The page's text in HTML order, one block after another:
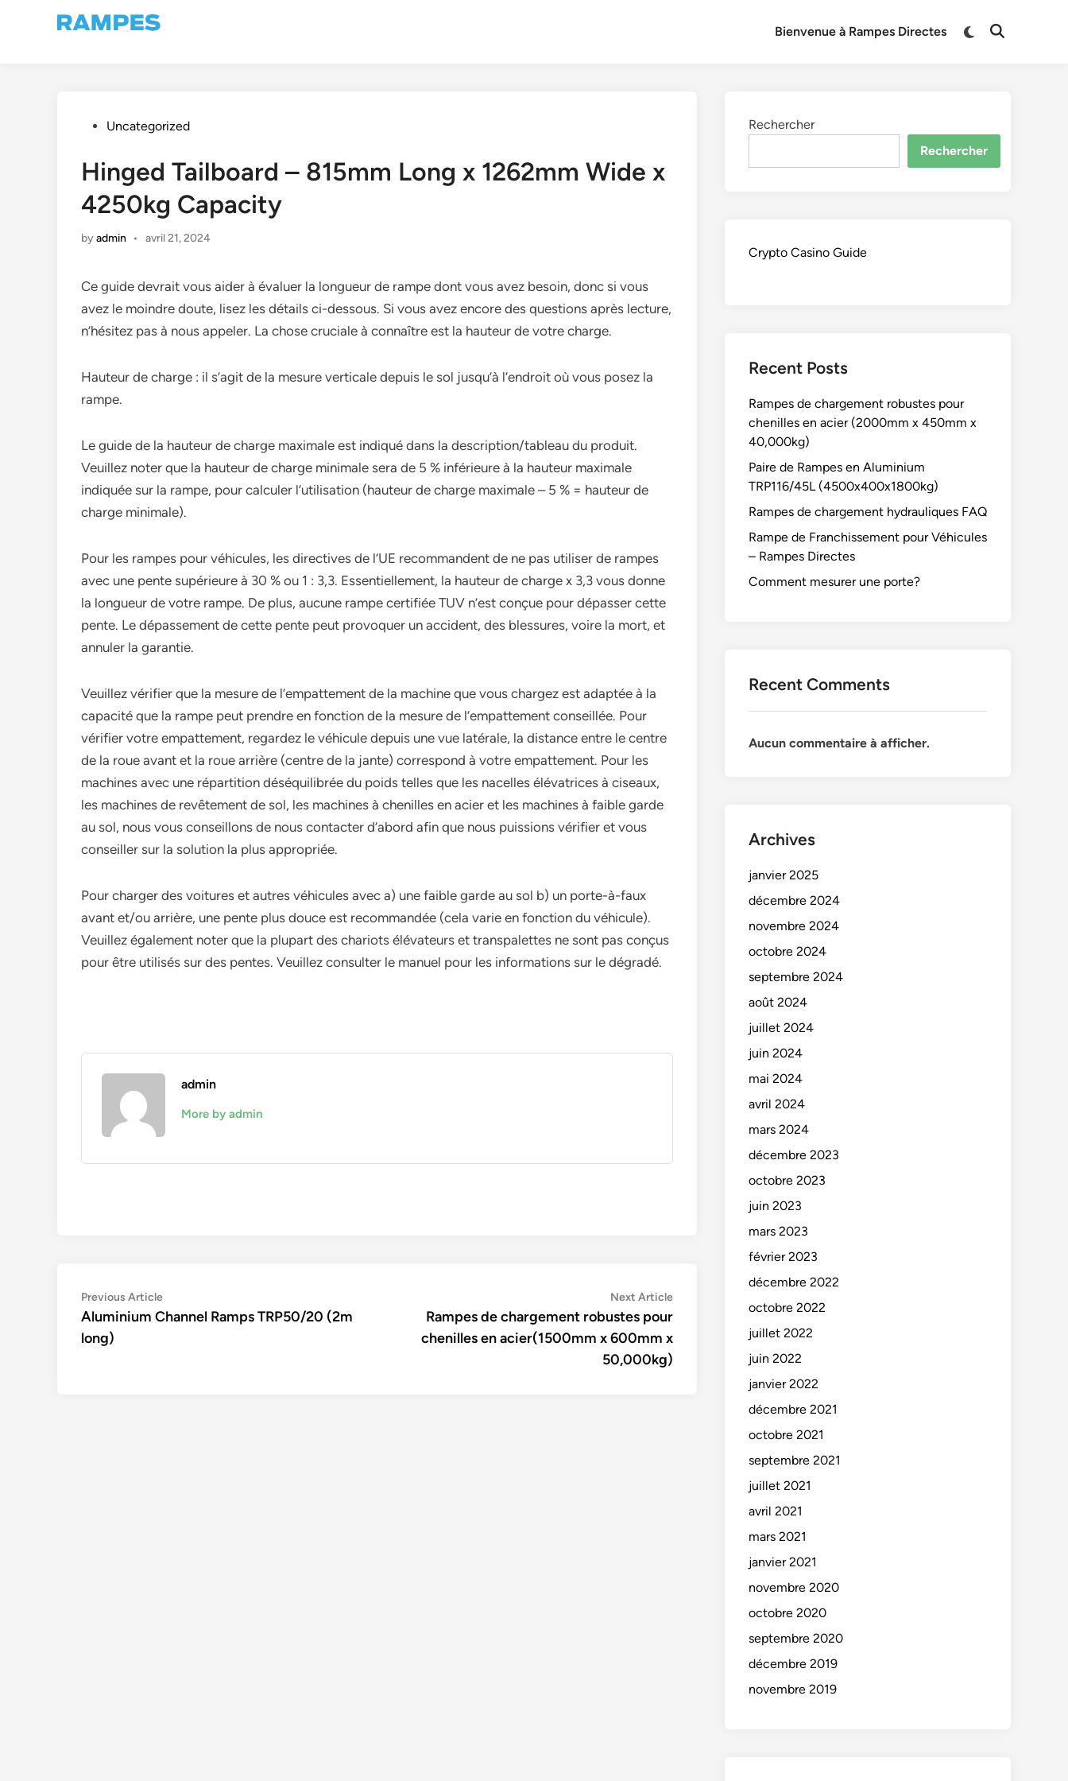
Bienvenue à Rampes Directes
Switch
Open
PostedUncategorized
Hinged Tailboard – 815mm Long x 1262mm Wide x
4250kg Capacity
byadmin • avril 21, 2024
Ce guide devrait vous aider à évaluer la longueur de rampe dont vous avez besoin, donc si vous
avez le moindre doute, lisez les détails ci-dessous. Si vous avez encore des questions après lecture,
n’hésitez pas à nous appeler. La chose cruciale à connaître est la hauteur de votre charge.
Hauteur de charge : il s’agit de la mesure verticale depuis le sol jusqu’à l’endroit où vous posez la
rampe.
Le guide de la hauteur de charge maximale est indiqué dans la description/tableau du produit.
Veuillez noter que la hauteur de charge minimale sera de 5 % inférieure à la hauteur maximale
indiquée sur la rampe, pour calculer l’utilisation (hauteur de charge maximale – 5 % = hauteur de
charge minimale).
Pour les rampes pour véhicules, les directives de l’UE recommandent de ne pas utiliser de rampes
avec une pente supérieure à 30 % ou 1 : 3,3. Essentiellement, la hauteur de charge x 3,3 vous donne
la longueur de votre rampe. De plus, aucune rampe certifiée TUV n’est conçue pour dépasser cette
pente. Le dépassement de cette pente peut provoquer un accident, des blessures, voire la mort, et
annuler la garantie.
Veuillez vérifier que la mesure de l’empattement de la machine que vous chargez est adaptée à la
capacité que la rampe peut prendre en fonction de la mesure de l’empattement conseillée. Pour
vérifier votre empattement, regardez le véhicule depuis une vue latérale, la distance entre le centre
de la roue avant et la roue arrière (centre de la jante) correspond à votre empattement. Pour les
machines avec une répartition déséquilibrée du poids telles que les nacelles élévatrices à ciseaux,
les machines de revêtement de sol, les machines à chenilles en acier et les machines à faible garde
au sol, nous vous conseillons de nous contacter d’abord afin que nous puissions vérifier et vous
conseiller sur la solution la plus appropriée.
Pour charger des voitures et autres véhicules avec a) une faible garde au sol b) un porte-à-faux
avant et/ou arrière, une pente plus douce est recommandée (cela varie en fonction du véhicule).
Veuillez également noter que la plupart des chariots élévateurs et transpalettes ne sont pas conçus
pour être utilisés sur des pentes. Veuillez consulter le manuel pour les informations sur le dégradé.
admin
More by admin
Navigation
de
l’article
Previous ArticlePrevious
article:
Aluminium Channel Ramps TRP50/20 (2m
long)
Next ArticleNext
article:
Rampes de chargement robustes pour
chenilles en acier(1500mm x 600mm x
50,000kg)
Rechercher
Rechercher
Crypto Casino Guide
Recent Posts
Rampes de chargement robustes pour
chenilles en acier (2000mm x 450mm x
40,000kg)
Paire de Rampes en Aluminium
TRP116/45L (4500x400x1800kg)
Rampes de chargement hydrauliques FAQ
Rampe de Franchissement pour Véhicules
– Rampes Directes
Comment mesurer une porte?
Recent Comments
Aucun commentaire à afficher.
Archives
janvier 2025
décembre 2024
novembre 2024
octobre 2024
septembre 2024
août 2024
juillet 2024
juin 2024
mai 2024
avril 2024
mars 2024
décembre 2023
octobre 2023
juin 2023
mars 2023
février 2023
décembre 2022
octobre 2022
juillet 2022
juin 2022
janvier 2022
décembre 2021
octobre 2021
septembre 2021
juillet 2021
avril 2021
mars 2021
janvier 2021
novembre 2020
octobre 2020
septembre 2020
décembre 2019
novembre 2019